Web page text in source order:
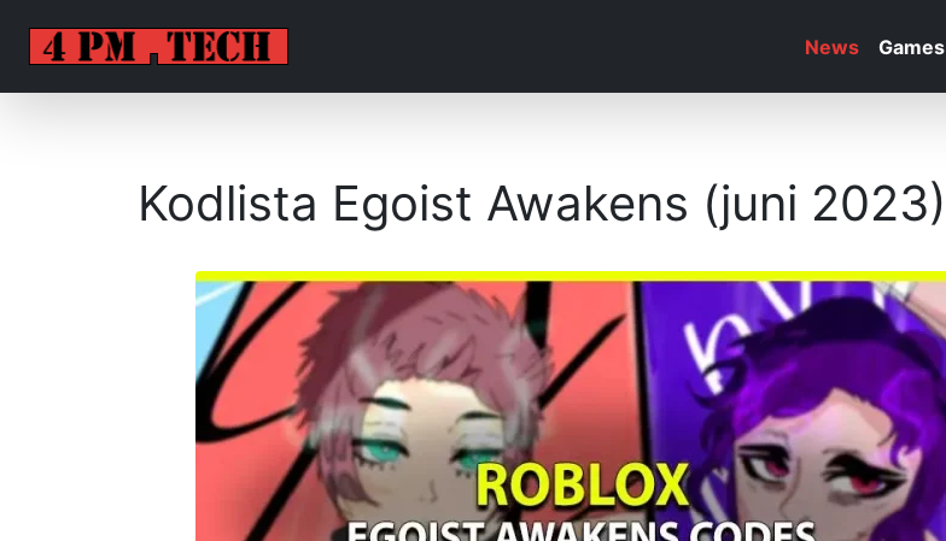
News Games
Kodlista Egoist Awakens (juni 2023)